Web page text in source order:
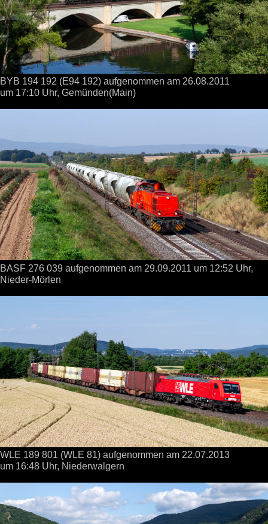
BYB 194 192 (E94 192) aufgenommen am 26.08.2011
um 17:10 Uhr, Gemünden(Main)
BASF 276 039 aufgenommen am 29.09.2011 um 12:52 Uhr,
Nieder-Mörlen
WLE 189 801 (WLE 81) aufgenommen am 22.07.2013
um 16:48 Uhr, Niederwalgern